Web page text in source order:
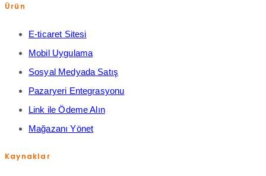
Ürün
E-ticaret Sitesi
Mobil Uygulama
Sosyal Medyada Satış
Pazaryeri Entegrasyonu
Link ile Ödeme Alın
Mağazanı Yönet
Kaynaklar